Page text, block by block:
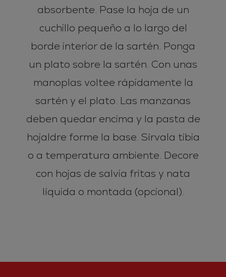
absorbente. Pase la hoja de un
cuchillo pequeño a lo largo del
borde interior de la sartén. Ponga
un plato sobre la sartén. Con unas
manoplas voltee rápidamente la
sartén y el plato. Las manzanas
deben quedar encima y la pasta de
hojaldre forme la base. Sírvala tibia
o a temperatura ambiente. Decore
con hojas de salvia fritas y nata
líquida o montada (opcional).